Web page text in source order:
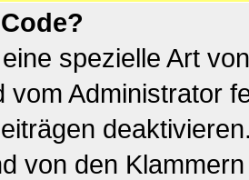
spezielle Art
vom Administrator
von den